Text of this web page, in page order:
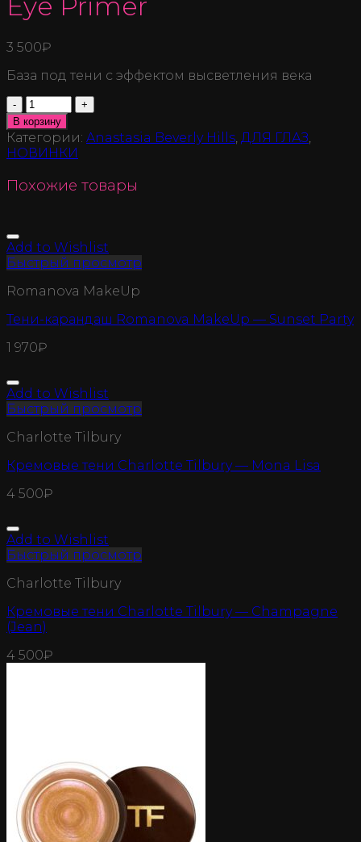
Eye Primer
3 500₽
База под тени с эффектом высветления века
Количество
В корзину
Категории: Anastasia Beverly Hills, ДЛЯ ГЛАЗ,
НОВИНКИ
Похожие товары
Add to Wishlist
Быстрый просмотр
Romanova MakeUp
Тени-карандаш Romanova MakeUp — Sunset Party
1 970₽
Add to Wishlist
Быстрый просмотр
Charlotte Tilbury
Кремовые тени Charlotte Tilbury — Mona Lisa
4 500₽
Add to Wishlist
Быстрый просмотр
Charlotte Tilbury
Кремовые тени Charlotte Tilbury — Champagne
(Jean)
4 500₽